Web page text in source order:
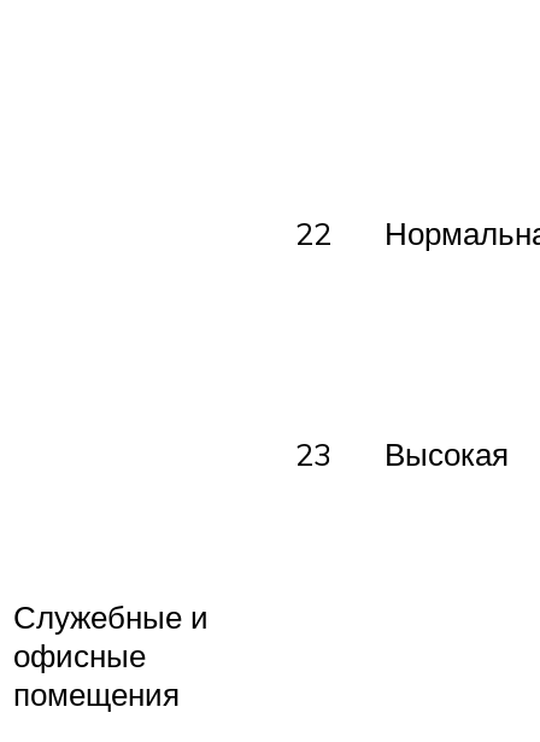
22
23 Высокая
Служебные и
офисные
помещения